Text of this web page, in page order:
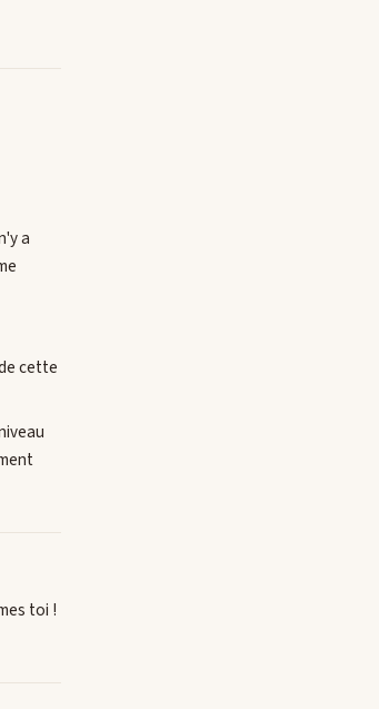
a
cette
toi !